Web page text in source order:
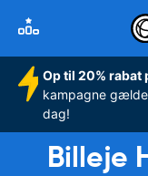
Op til 20% rabat
kampagne
dag!
Billeje